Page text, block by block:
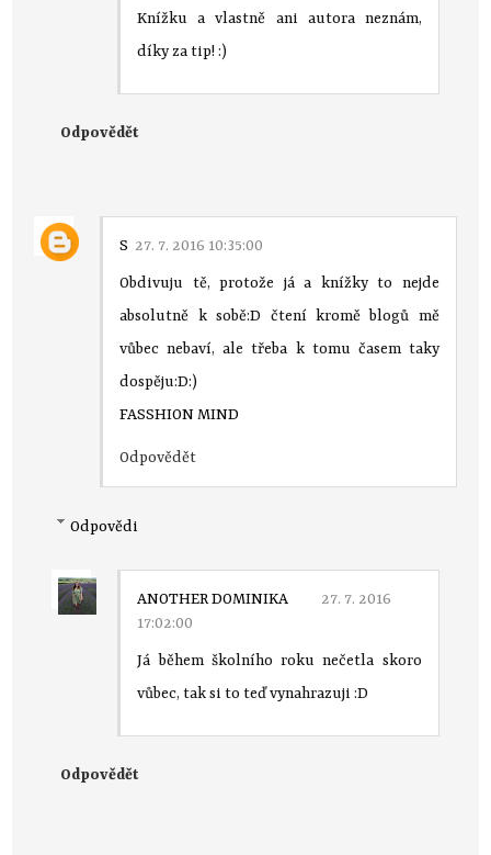
Knížku a vlastně ani autora neznám,
díky za tip! :)
Odpovědět
S 27. 7. 2016 10:35:00
Obdivuju tě, protože já a knížky to nejde
absolutně k sobě:D čtení kromě blogů mě
vůbec nebaví, ale třeba k tomu časem taky
dospěju:D:)
FASSHION MIND
Odpovědět
Odpovědi
ANOTHER DOMINIKA
27. 7. 2016
17:02:00
Já během školního roku nečetla skoro
vůbec, tak si to teď vynahrazuji :D
Odpovědět